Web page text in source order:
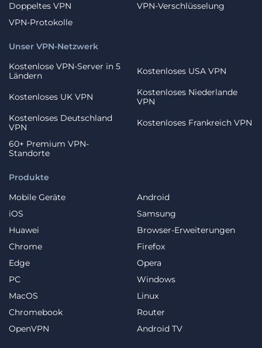
Doppeltes VPN
VPN-Verschlüsselung
VPN-Protokolle
Produkte
Mobile Geräte
Android
iOS
Samsung
Huawei
Browser-Erweiterungen
Chrome
Firefox
Edge
Opera
PC
Windows
MacOS
Linux
Chromebook
Router
OpenVPN
Android TV
Unser VPN-Netzwerk
Kostenlose VPN-Server in 5
Ländern
Kostenloses USA VPN
Kostenloses UK VPN
Kostenloses Niederlande
VPN
Kostenloses Deutschland
VPN
Kostenloses Frankreich VPN
60+ Premium VPN-
Standorte